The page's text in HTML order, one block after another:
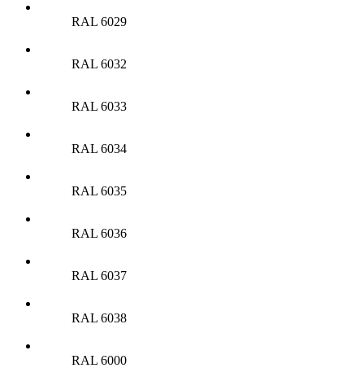
RAL 6029
RAL 6032
RAL 6033
RAL 6034
RAL 6035
RAL 6036
RAL 6037
RAL 6038
RAL 6000